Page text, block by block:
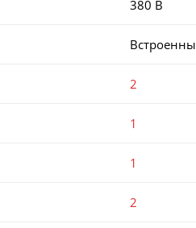
380 В
2
1
1
2